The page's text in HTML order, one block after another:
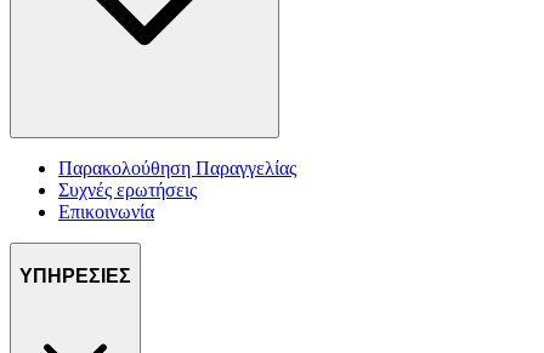
Παρακολούθηση Παραγγελίας
Συχνές ερωτήσεις
Επικοινωνία
ΥΠΗΡΕΣΙΕΣ